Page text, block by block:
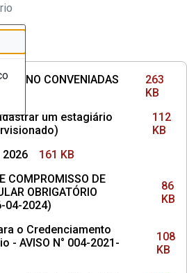
Escola Superior
ENSINO CONVENIADAS
263
KB
um estagiário
112
KB
2026
161 KB
COMPROMISSO DE
OBRIGATÓRIO
04-2024)
86
KB
o Credenciamento
- AVISO N° 004-2021-
108
KB